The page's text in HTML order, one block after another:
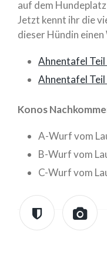
auf dem
Jetzt kennt ihr die
dieser Hündin
Ahnentafel Teil
Ahnentafel Teil
Konos
A-Wurf vom
B-Wurf vom
C-Wurf vom